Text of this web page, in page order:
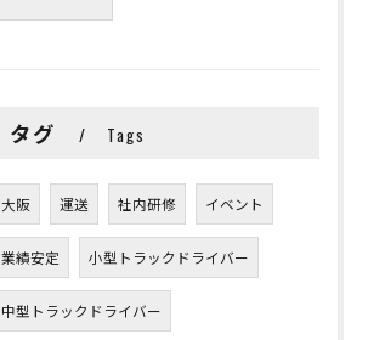
タグ Tags
大阪 運送 社内研修 イベント
業績安定 小型トラックドライバー
中型トラックドライバー